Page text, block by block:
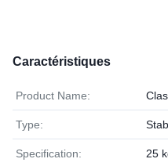
Caractéristiques
Product Name:
Type:
Specification: 25